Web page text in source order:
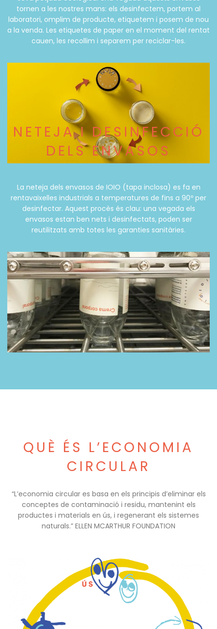
tornen a les nostres mans: els desinfectem, portem al
laboratori, omplim de producte, etiquetem i posem de nou
a la venda. Les etiquetes de paper en el moment del rentat
cauen, les recollim i separem per reciclar-les.
NETEJA I DESINFECCIÓ
DELS ENVASOS
La neteja dels envasos de IOIO (tapa inclosa) es fa en
rentavaixelles industrials a temperatures de fins a 90º per
desinfectar. Aquest procès és clau: una vegada els
envasos estan ben nets i desinfectats, poden ser
reutilitzats amb totes les garanties sanitàries.
QUÈ ÉS L’ECONOMIA
CIRCULAR
“L’economia circular es basa en els principis d’eliminar els
conceptes de contaminació i residu, mantenint els
productes i materials en ús, i regenerant els sistemes
naturals.” ELLEN MCARTHUR FOUNDATION